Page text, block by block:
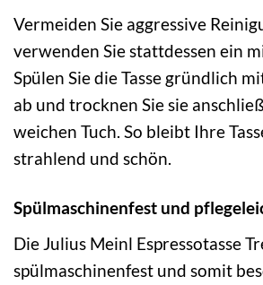
Vermeiden Sie aggressive
verwenden Sie stattdessen ein
Spülen Sie die Tasse gründlich
ab und trocknen Sie sie
weichen Tuch. So bleibt Ihre
strahlend und schön.
Spülmaschinenfest und
Die Julius Meinl Espressotasse
spülmaschinenfest und somit